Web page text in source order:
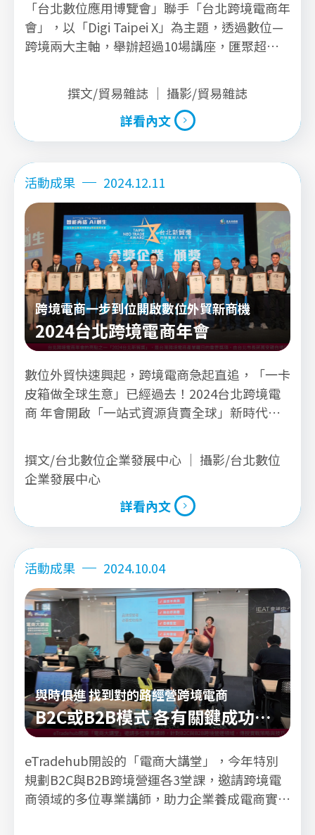
「台北數位應用博覽會」聯手「台北跨境電商年
會」，以「Digi Taipei X」為主題，透過數位—
跨境兩大主軸，舉辦超過10場講座，匯聚超過
年來規模最大的數位應用發表盛會。
撰文/貿易雜誌 ｜ 攝影/貿易雜誌
詳看內文
活動成果
2024.12.11
跨境電商一步到位開啟數位外貿新商機
2024台北跨境電商年會
數位外貿快速興起，跨境電商急起直追，「一卡
皮箱做全球生意」已經過去！2024台北跨境電
商 年會開啟「一站式資源貨賣全球」新時代，
場。
撰文/台北數位企業發展中心 ｜ 攝影/台北數位
企業發展中心
詳看內文
活動成果
2024.10.04
與時俱進 找到對的路經營跨境電商
B2C或B2B模式 各有關鍵成功方
程式
eTradehub開設的「電商大講堂」，今年特別
規劃B2C與B2B跨境營運各3堂課，邀請跨境電
商領域的多位專業講師，助力企業養成電商實戰